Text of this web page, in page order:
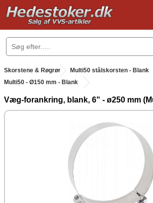
.
Skorstene & Røgrør .
Multi50 stålskorsten - Blank
Multi50 - Ø150 mm - Blank
Væg-forankring, blank, 6" - ø250 mm